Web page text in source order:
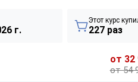
г.
Этот курс
227 раз
от 32
от 54